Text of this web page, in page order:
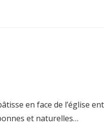
en face de l’église
et naturelles…